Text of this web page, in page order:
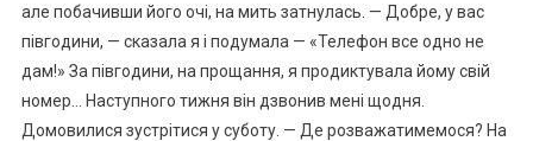
але побачивши його очі, на мить затнулась. — Добре, у вас
півгодини, — сказала я і подумала — «Телефон все одно не
дам!» За півгодини, на прощання, я продиктувала йому свій
номер… Наступного тижня він дзвонив мені щодня.
Домовилися зустрітися у суботу. — Де розважатимемося? На